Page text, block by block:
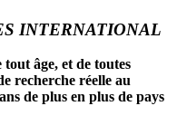
INTERNATIONAL
âge, et de toutes
recherche réelle au
de plus en plus de pays